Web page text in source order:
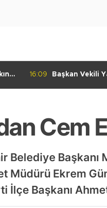
16:09
Başkan Vekili
Cem
Belediye Başkanı
Müdürü Ekrem
Başkanı